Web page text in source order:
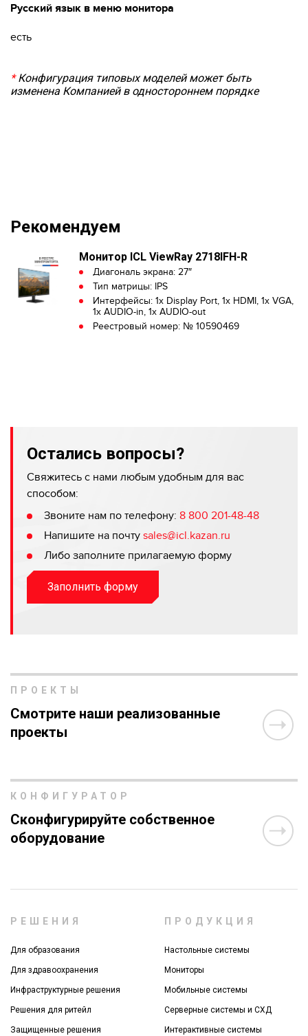
Русский язык в меню монитора
есть
*Конфигурация типовых моделей может быть
изменена Компанией в одностороннем порядке
Рекомендуем
Монитор ICL ViewRay 2718IFH-R
Диагональ экрана: 27″
Тип матрицы: IPS
Интерфейсы: 1x Display Port, 1x HDMI, 1x VGA,
1x AUDIO-in, 1x AUDIO-out
Реестровый номер: № 10590469
Остались вопросы?
Свяжитесь с нами любым удобным для вас
способом:
Звоните нам по телефону: 8 800 201-48-48
Напишите на почту sales@icl.kazan.ru
Либо заполните прилагаемую форму
Заполнить форму
ПРОЕКТЫ
Смотрите наши реализованные
проекты
КОНФИГУРАТОР
Сконфигурируйте собственное
оборудование
РЕШЕНИЯ
Для образования
Для здравоохранения
Инфраструктурные решения
Решения для ритейл
Защищенные решения
ПРОДУКЦИЯ
Настольные системы
Мониторы
Мобильные системы
Серверные системы и СХД
Интерактивные системы